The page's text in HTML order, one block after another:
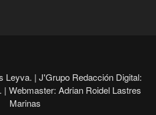
Leyva. | J'Grupo Redacción Digital:
| Webmaster: Adrian Roidel Lastres
Marinas